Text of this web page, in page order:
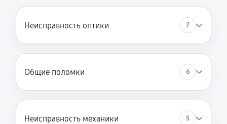
Неисправность оптики 7
Общие поломки 6
Неисправность механики 5